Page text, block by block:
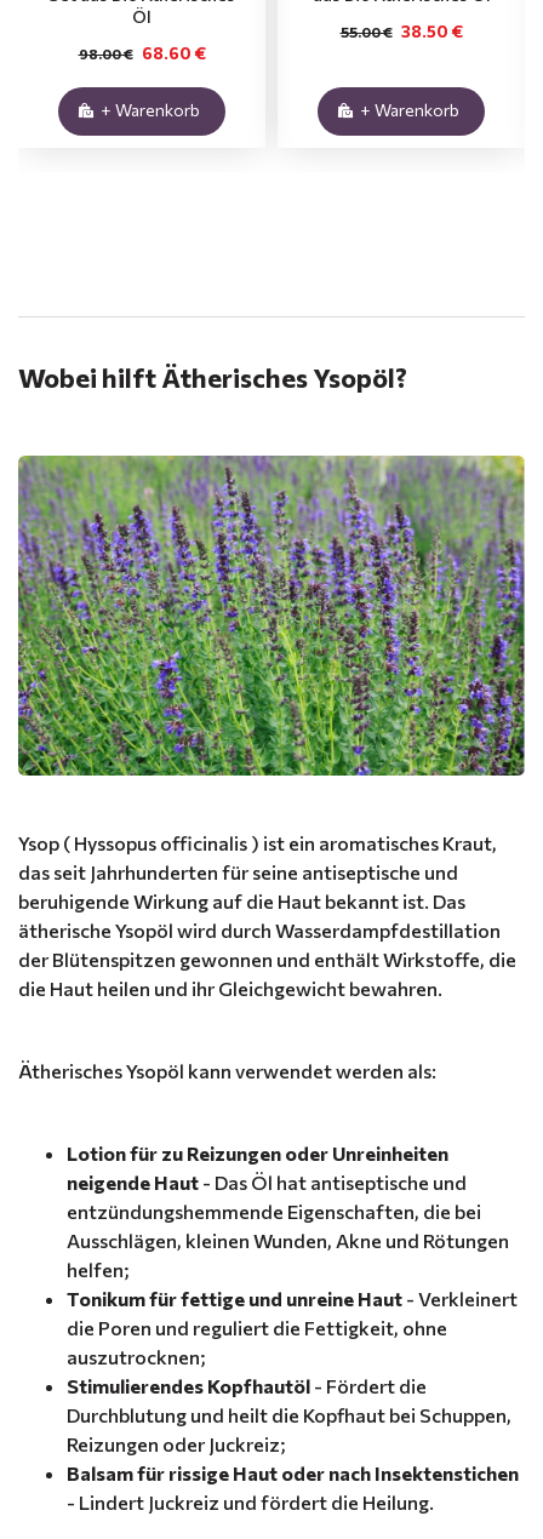
Öl
68.60 €
98.00 €
+ Warenkorb
38.50 €
55.00 €
+ Warenkorb
Wobei hilft Ätherisches Ysopöl?
Ysop ( Hyssopus officinalis ) ist ein aromatisches Kraut,
das seit Jahrhunderten für seine antiseptische und
beruhigende Wirkung auf die Haut bekannt ist. Das
ätherische Ysopöl wird durch Wasserdampfdestillation
der Blütenspitzen gewonnen und enthält Wirkstoffe, die
die Haut heilen und ihr Gleichgewicht bewahren.
Ätherisches Ysopöl kann verwendet werden als:
Lotion für zu Reizungen oder Unreinheiten
neigende Haut - Das Öl hat antiseptische und
entzündungshemmende Eigenschaften, die bei
Ausschlägen, kleinen Wunden, Akne und Rötungen
helfen;
Tonikum für fettige und unreine Haut - Verkleinert
die Poren und reguliert die Fettigkeit, ohne
auszutrocknen;
Stimulierendes Kopfhautöl - Fördert die
Durchblutung und heilt die Kopfhaut bei Schuppen,
Reizungen oder Juckreiz;
Balsam für rissige Haut oder nach Insektenstichen
- Lindert Juckreiz und fördert die Heilung.